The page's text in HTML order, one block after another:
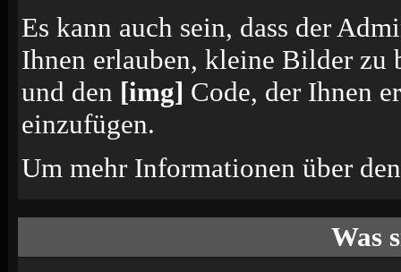
Es kann auch sein, dass der
Ihnen erlauben, kleine Bilder zu
und den [img] Code, der Ihnen
einzufügen.
Um mehr Informationen über
Was